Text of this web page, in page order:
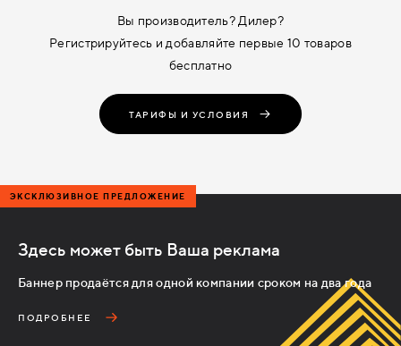
Вы производитель? Дилер?
Регистрируйтесь и добавляйте первые 10 товаров
бесплатно
ТАРИФЫ И УСЛОВИЯ
ЭКСКЛЮЗИВНОЕ ПРЕДЛОЖЕНИЕ
Здесь может быть Ваша реклама
Баннер продаётся для одной компании сроком на два года
ПОДРОБНЕЕ